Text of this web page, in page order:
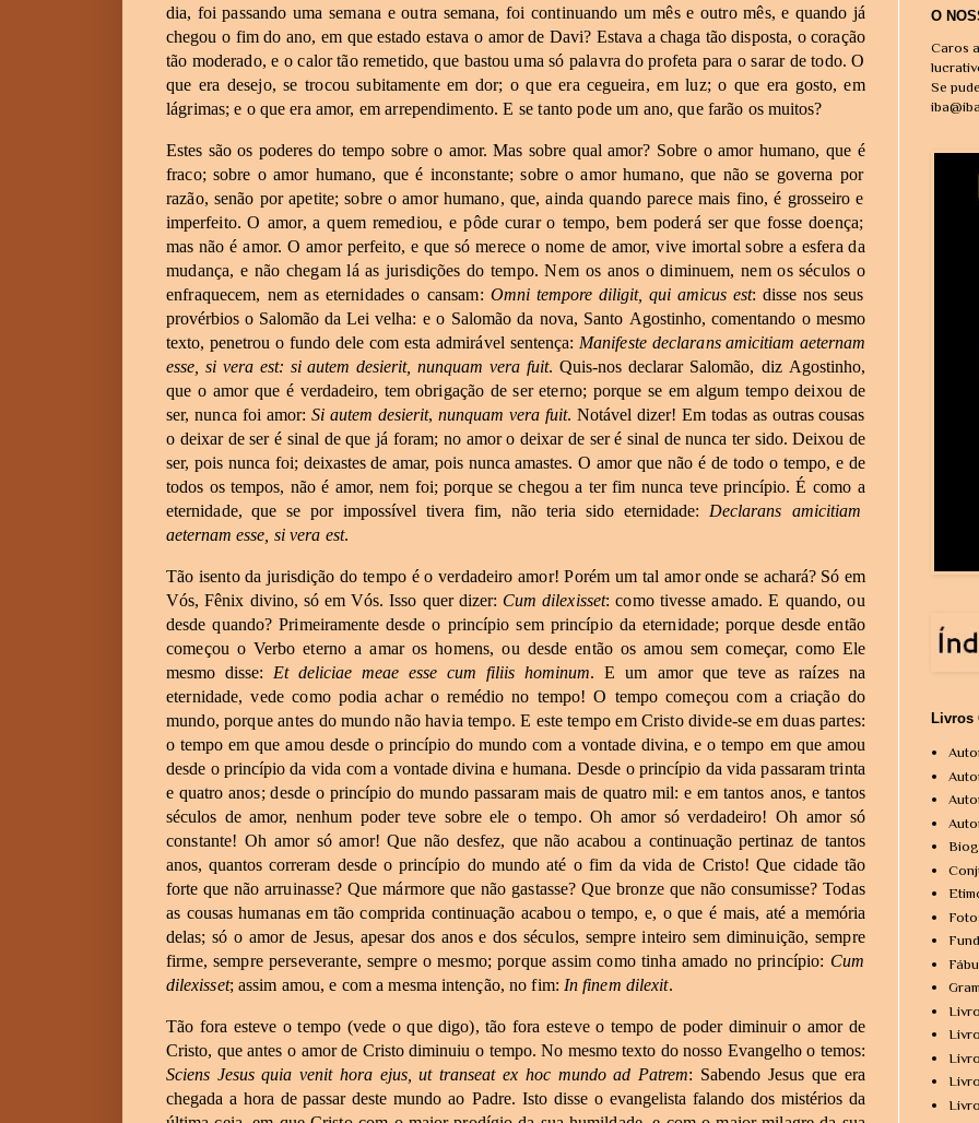
dia, foipassando uma semana e outra semana, foi continuando um mês e outro mês, e quando já
chegou o fim do ano, em que estado estava o amor de Davi? Estava a chaga tãodisposta, ocoração
tão moderado, e o calor tãoremetido, que bastou uma só palavra doprofeta para o sarar de todo. O
que era desejo, se trocou subitamente em dor; o que era cegueira, em luz; o que era gosto, em
lágrimas; e o que era amor, em arrependimento. E se tanto pode um ano, quefarão os muitos?
Estes são os poderes do tempo sobre o amor. Mas sobre qual amor? Sobre o amor humano, que é
fraco; sobre oamor humano, que é inconstante; sobre o amor humano, que não se governa por
razão, senão porapetite; sobre o amor humano, que, ainda quando parece mais fino, é grosseiroe
imperfeito.O amor, a quem remediou, e pôde curar o tempo,bem poderá ser quefosse doença;
mas não é amor. O amorperfeito, e que só merece o nome de amor,vive imortal sobre a esferada
mudança, e não chegam lá as jurisdições do tempo. Nem os anos odiminuem,nem os séculos o
enfraquecem, nem aseternidadeso cansam: Omni tempore diligit, qui amicus est: disse nos seus
provérbios o Salomão da Lei velha: e o Salomão da nova, Santo Agostinho, comentando o mesmo
texto, penetrou o fundo dele com esta admirável sentença: Manifeste declaransamicitiam aeternam
esse, si vera est: si autem desierit, nunquam vera fuit. Quis-nos declarar Salomão, diz Agostinho,
que o amor que é verdadeiro, temobrigação de sereterno; porque se em algum tempo deixou de
ser, nunca foi amor: Si autem desierit, nunquam vera fuit. Notável dizer! Em todas as outras cousas
o deixar de ser é sinal de que já foram; no amor o deixar de ser é sinal denunca ter sido. Deixou de
ser, pois nunca foi; deixastes de amar, pois nunca amastes. O amor que não é de todo o tempo, e de
todos os tempos, não é amor,nem foi; porque se chegou a ter fim nunca teveprincípio. É como a
eternidade, que se por impossível tivera fim, não teria sido eternidade: Declarans amicitiam
aeternam esse, si vera est.
Tão isento da jurisdição do tempo é o verdadeiro amor! Porém um tal amoronde se achará? Só em
Vós, Fênix divino, só em Vós. Isso quer dizer: Cumdilexisset: como tivesse amado. E quando, ou
desde quando?Primeiramente desde o princípiosem princípio da eternidade; porque desdeentão
começou o Verbo eterno a amar os homens, ou desde então os amou sem começar,como Ele
mesmo disse: Et deliciae meae esse cum filiis hominum. E um amor que teveas raízes na
eternidade, vede como podia achar o remédiono tempo! O tempo começou com a criação do
mundo, porque antes do mundo não havia tempo. E este tempo emCristo divide-se emduas partes:
o tempo em que amou desde o princípio do mundo com a vontade divina, e o tempo em que amou
desde o princípio da vida com a vontade divina e humana. Desde o princípio da vidapassaram trinta
e quatroanos; desde o princípiodo mundo passaram mais de quatro mil: e em tantos anos, e tantos
séculos de amor, nenhum poder teve sobre ele otempo. Oh amor só verdadeiro! Oh amorsó
constante! Oh amor sóamor! Que não desfez, que não acabou a continuação pertinaz de tantos
anos, quantos correram desde o princípio do mundo até o fim da vida de Cristo! Que cidade tão
forte que não arruinasse? Que mármore que não gastasse? Que bronze quenão consumisse? Todas
as cousashumanas emtãocomprida continuação acabou o tempo, e, o que é mais, até a memória
delas; só o amor de Jesus, apesar dos anose dos séculos, sempreinteiro sem diminuição, sempre
firme, sempre perseverante, sempre o mesmo; porque assim como tinha amado no princípio: Cum
dilexisset; assim amou, e com a mesma intenção, no fim: In finem dilexit.
Tão fora esteve o tempo (vede o quedigo), tão fora esteve o tempo de poderdiminuir o amor de
Cristo, que antes o amor de Cristo diminuiu o tempo. No mesmo texto do nosso Evangelho o temos:
Sciens Jesus quia venit hora ejus, ut transeat ex hoc mundo ad Patrem: Sabendo Jesus que era
chegada a hora de passar deste mundo ao Padre. Isto disse o evangelista falando dos mistérios da
O
Caros
Se
Livros